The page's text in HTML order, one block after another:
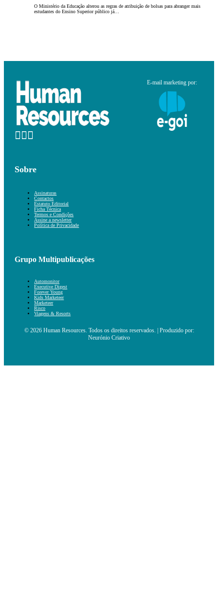
O Ministério da Educação alterou as regras de atribuição de bolsas para abranger mais
estudantes do Ensino Superior público já…
E-mail marketing por:
Sobre
Assinaturas
Contactos
Estatuto Editorial
Ficha Técnica
Termos e Condições
Assine a newsletter
Política de Privacidade
Grupo Multipublicações
Automonitor
Executive Digest
Forever Young
Kids Marketeer
Marketeer
Risco
Viagens & Resorts
© 2026 Human Resources. Todos os direitos reservados. | Produzido por:
Neurónio Criativo